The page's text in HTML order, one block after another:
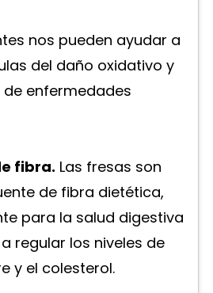
nos pueden ayudar a
del daño oxidativo y
enfermedades
fibra. Las fresas son
de fibra dietética,
para la salud digestiva
regular los niveles de
y el colesterol.